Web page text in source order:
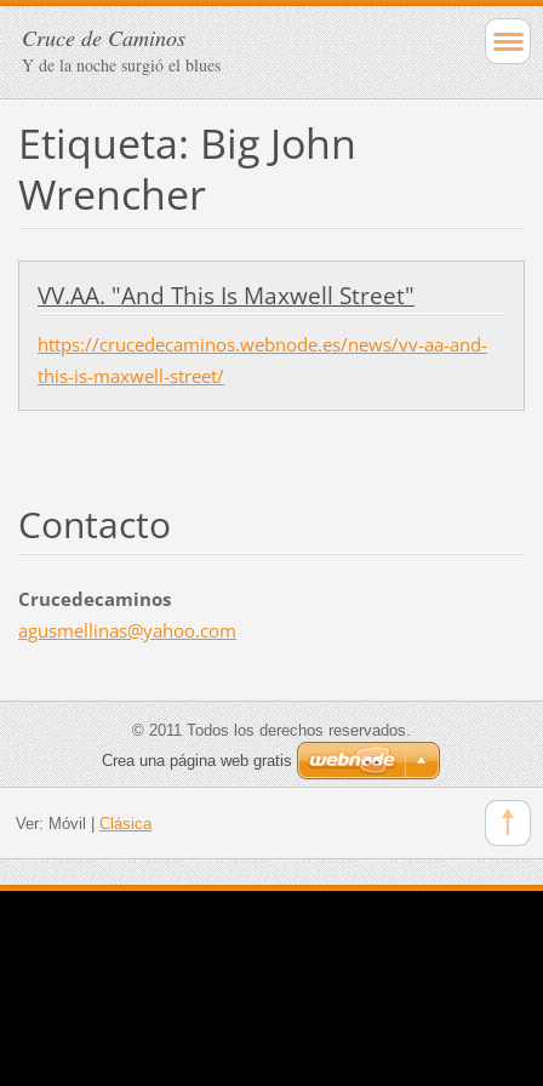
Cruce de Caminos
Y de la noche surgió el blues
Etiqueta: Big John
Wrencher
VV.AA. "And This Is Maxwell Street"
https://crucedecaminos.webnode.es/news/vv-aa-and-
this-is-maxwell-street/
Contacto
Crucedecaminos
agusmellinas@yahoo.com
© 2011 Todos los derechos reservados.
Crea una página web gratis
Ver: Móvil Clásica